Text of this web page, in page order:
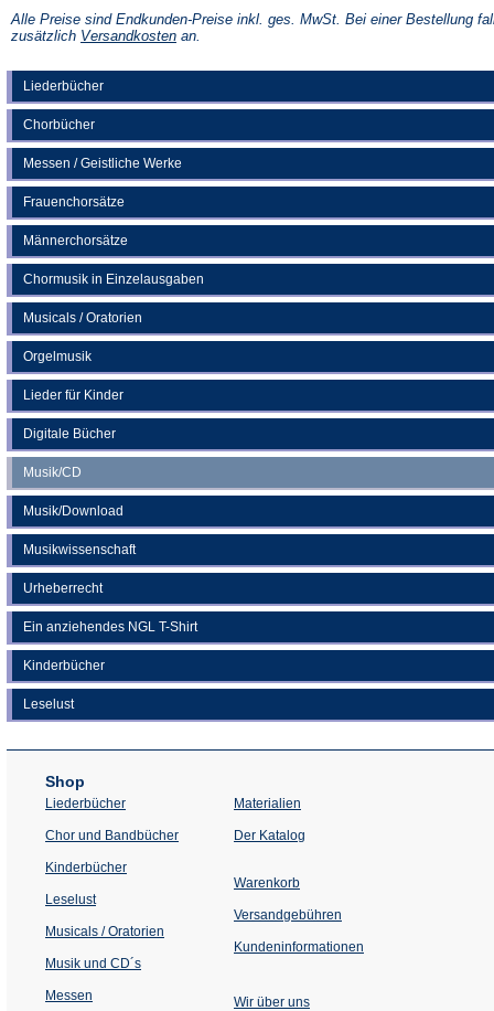
Liederbücher
Chorbücher
Messen / Geistliche Werke
Frauenchorsätze
Männerchorsätze
Chormusik in Einzelausgaben
Musicals / Oratorien
Orgelmusik
Lieder für Kinder
Digitale Bücher
Musik/CD
Musik/Download
Musikwissenschaft
Urheberrecht
Ein anziehendes NGL T-Shirt
Kinderbücher
Leselust
einem
neuen
Alle Preise sind Endkunden-Preise inkl. ges. MwSt. Bei einer Bestellung
zusätzlich Versandkosten(Öffnet
an.
Shop
Liederbücher
Chor und Bandbücher
Kinderbücher
Leselust
Musicals / Oratorien
Musik und CD´s
Messen
Materialien
Der Katalog
Warenkorb
Versandgebühren
Kundeninformationen
Wir über uns